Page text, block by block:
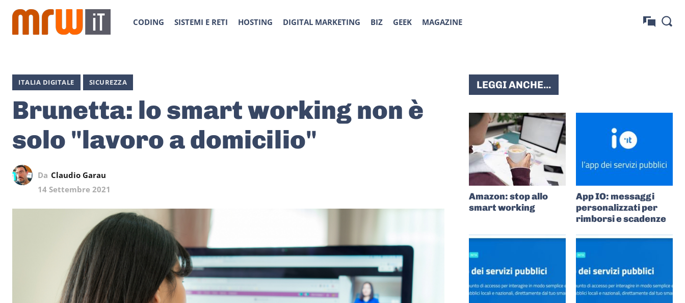
CODING SISTEMI E RETI HOSTING DIGITAL MARKETING BIZ GEEK MAGAZINE
ITALIA DIGITALE SICUREZZA
Brunetta: lo smart working non è
solo "lavoro a domicilio"
Da Claudio Garau
14 Settembre 2021
LEGGI ANCHE...
Amazon: stop allo
smart working
App IO: messaggi
personalizzati per
rimborsi e scadenze